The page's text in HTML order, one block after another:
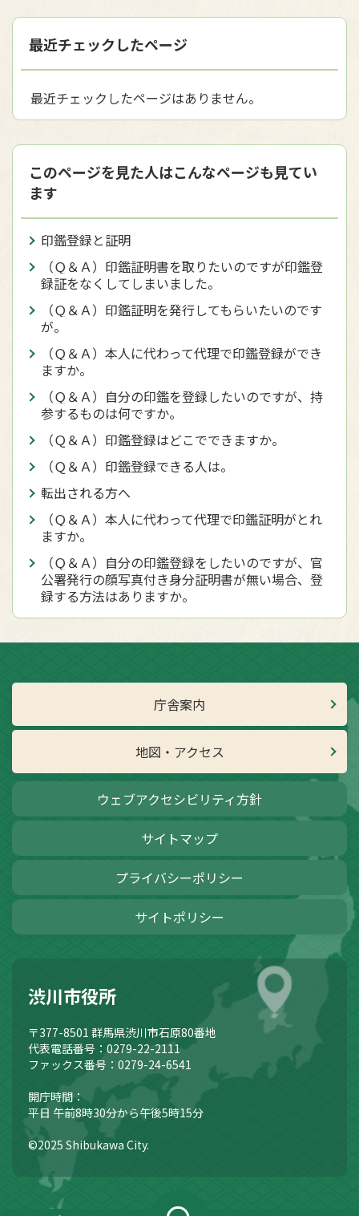
最近チェックしたページ
最近チェックしたページはありません。
このページを見た人はこんなページも見てい
ます
印鑑登録と証明
（Ｑ＆Ａ）印鑑証明書を取りたいのですが印鑑登
録証をなくしてしまいました。
（Ｑ＆Ａ）印鑑証明を発行してもらいたいのです
が。
（Ｑ＆Ａ）本人に代わって代理で印鑑登録ができ
ますか。
（Ｑ＆Ａ）自分の印鑑を登録したいのですが、持
参するものは何ですか。
（Ｑ＆Ａ）印鑑登録はどこでできますか。
（Ｑ＆Ａ）印鑑登録できる人は。
転出される方へ
（Ｑ＆Ａ）本人に代わって代理で印鑑証明がとれ
ますか。
（Ｑ＆Ａ）自分の印鑑登録をしたいのですが、官
公署発行の顔写真付き身分証明書が無い場合、登
録する方法はありますか。
庁舎案内
地図・アクセス
ウェブアクセシビリティ方針
サイトマップ
プライバシーポリシー
サイトポリシー
渋川市役所
〒377-8501 群馬県渋川市石原80番地
代表電話番号：0279-22-2111
ファックス番号：0279-24-6541
開庁時間：
平日 午前8時30分から午後5時15分
©2025 Shibukawa City.